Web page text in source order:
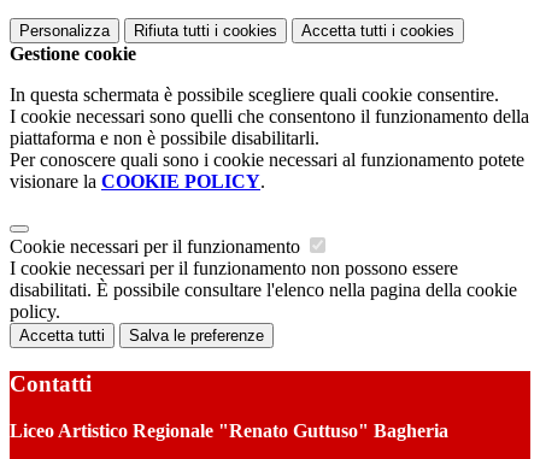
Personalizza Rifiuta tutti i cookies Accetta tutti i cookies
Gestione cookie
In questa schermata è possibile scegliere quali cookie consentire.
I cookie necessari sono quelli che consentono il funzionamento della
piattaforma e non è possibile disabilitarli.
Per conoscere quali sono i cookie necessari al funzionamento potete
visionare la COOKIE POLICY.
Cookie necessari per il funzionamento
I cookie necessari per il funzionamento non possono essere
disabilitati. È possibile consultare l'elenco nella pagina della cookie
policy.
Accetta tutti Salva le preferenze
Contatti
Liceo Artistico Regionale "Renato Guttuso" Bagheria